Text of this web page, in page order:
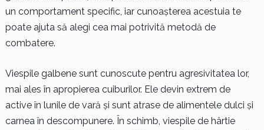
un comportament specific, iar cunoașterea acestuia te
poate ajuta să alegi cea mai potrivită metodă de
combatere.
Viespile galbene sunt cunoscute pentru agresivitatea lor,
mai ales în apropierea cuiburilor. Ele devin extrem de
active în lunile de vară și sunt atrase de alimentele dulci și
carnea în descompunere. În schimb, viespile de hârtie